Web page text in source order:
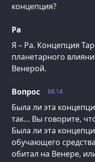
концепция?
Ра
Я – Ра. Концепция
планетарного
Венерой.
88.14
Вопрос
Была ли эта
так… Вы говорите,
Была ли эта
обучающего
обитал на Венере,